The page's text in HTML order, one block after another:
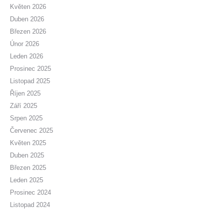
Květen 2026
Duben 2026
Březen 2026
Únor 2026
Leden 2026
Prosinec 2025
Listopad 2025
Říjen 2025
Září 2025
Srpen 2025
Červenec 2025
Květen 2025
Duben 2025
Březen 2025
Leden 2025
Prosinec 2024
Listopad 2024